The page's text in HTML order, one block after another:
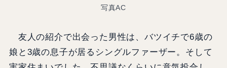
写真AC
友人の紹介で出会った男性は、バツイチで6歳の
娘と3歳の息子が居るシングルファーザー。そして